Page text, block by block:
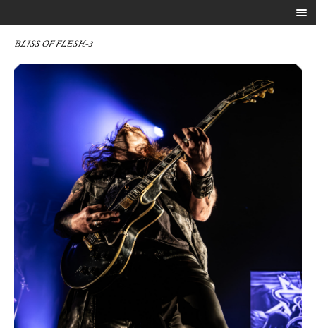
BLISS OF FLESH-3